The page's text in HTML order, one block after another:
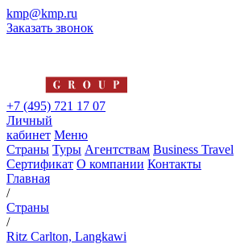
kmp@kmp.ru
Заказать звонок
+7 (495) 721 17 07
Личный
кабинет Меню
Страны Туры Агентствам Business Travel
Сертификат О компании Контакты
Главная
/
Страны
/
Ritz Carlton, Langkawi